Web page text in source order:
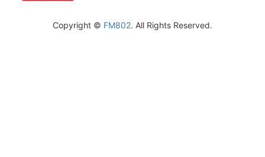
Copyright © FM802. All Rights Reserved.